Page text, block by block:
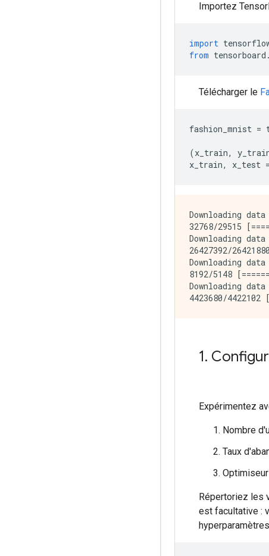
Importez
import
from tensorboard .
Télécharger le
fashion_mnist =
(x_train,
x_train, x_test =
Downloading
32768/29515
Downloading
26427392/
Downloading
8192/5148
Downloading
1.
Expérimentez
Nombre
Taux
Optimiseur
Répertoriez les
est facultative :